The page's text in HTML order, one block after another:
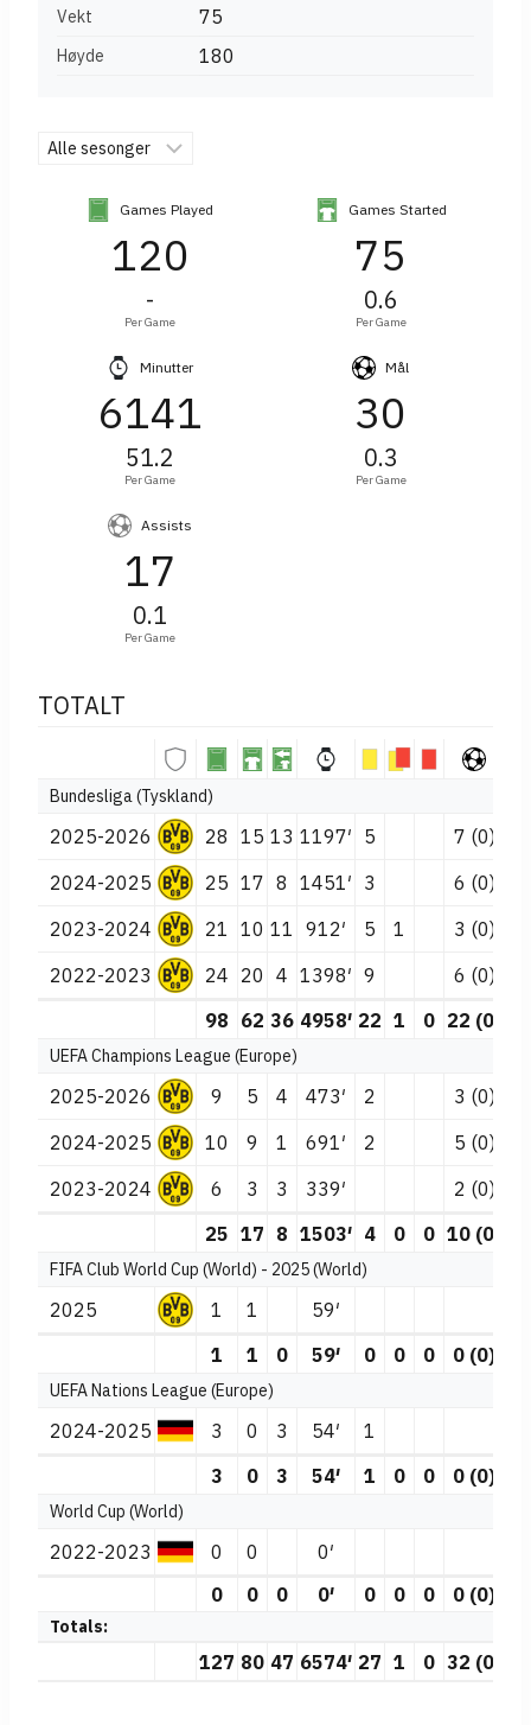
Vekt 75
Høyde 180
Games Played
120
-
Per Game
Games Started
75
0.6
Per Game
Minutter
6141
51.2
Per Game
Mål
30
0.3
Per Game
Assists
17
0.1
Per Game
TOTALT
Bundesliga (Tyskland)
2025-2026 28 15 13 1197′ 5 7 (0)
2024-2025
25 17 8 1451′ 3 6 (0)
2023-2024
21 10 11 912′ 5 1 3 (0)
2022-2023
24 20 4 1398′ 9 6 (0)
98 62 36 4958′ 22 1 0 22 (0)
UEFA Champions League (Europe)
2025-2026 9 5 4 473′ 2 3 (0)
2024-2025
10 9 1 691′ 2 5 (0)
2023-2024
6 3 3 339′ 2 (0)
25 17 8 1503′ 4 0 0 10 (0)
FIFA Club World Cup (World) - 2025 (World)
2025 1 1
59′
1
1 0 59′ 0 0 0 0 (0)
UEFA Nations League (Europe)
2024-2025 3 0 3 54′
1
3
0 3 54′ 1 0 0 0 (0)
World Cup (World)
2022-2023 0 0
0′
0
0 0 0′ 0 0 0 0 (0)
Totals:
127 80 47 6574′ 27 1 0 32 (0)